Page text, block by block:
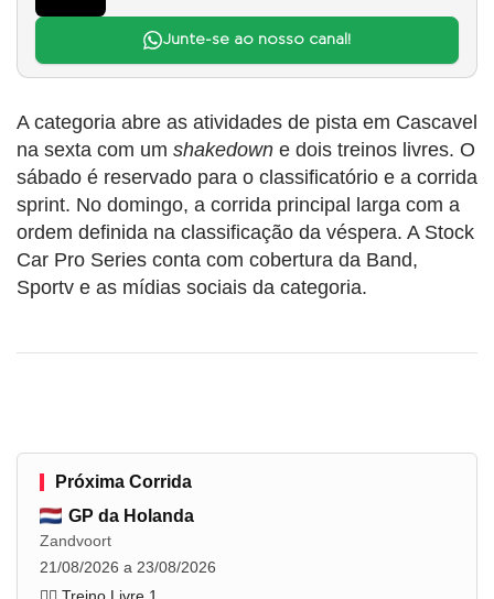
Junte-se ao nosso canal!
A categoria abre as atividades de pista em Cascavel
na sexta com um shakedown e dois treinos livres. O
sábado é reservado para o classificatório e a corrida
sprint. No domingo, a corrida principal larga com a
ordem definida na classificação da véspera. A Stock
Car Pro Series conta com cobertura da Band,
Sportv e as mídias sociais da categoria.
Próxima Corrida
GP da Holanda
Zandvoort
21/08/2026 a 23/08/2026
🏋️‍♂️ Treino Livre 1